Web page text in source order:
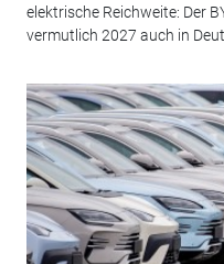
elektrische Reichweite: Der
vermutlich 2027 auch in